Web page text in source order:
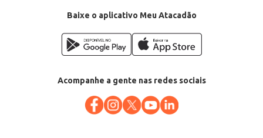
Baixe o aplicativo Meu Atacadão
Acompanhe a gente nas redes sociais